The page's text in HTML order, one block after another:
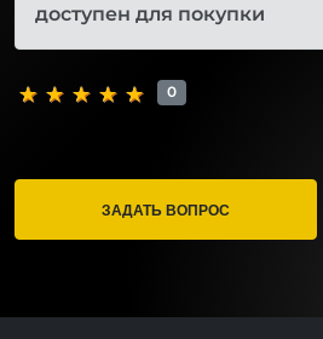
доступен для покупки
0
ЗАДАТЬ ВОПРОС